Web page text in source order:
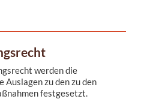
Ummeldungwerden die
Auslagen zu den zu den
festgesetzt.